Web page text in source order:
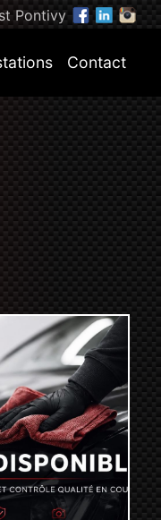
Pontivy
Contact